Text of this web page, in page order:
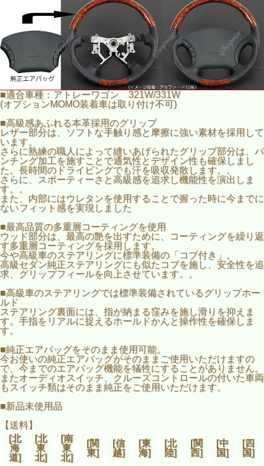
■適合車種：アトレーワゴン 321W/331W
(オプションMOMO装着車は取り付け不可)
■高級感あふれる本革採用のグリップ
レザー部分は、ソフトな手触り感と摩擦に強い素材を採用して
います。
さらに熟練の職人によって縫いあげられたグリップ部分は、パ
ンチング加工を施すことで通気性とデザイン性も確保しまし
た。長時間のドライビングでも汗を吸収発散します。。
さらに、スポーティーさと高級感を追求し機能性を演出しま
す。。
また、内部にはウレタンを使用することで握った時に今までに
ないフィット感を実現しました
■最高品質の多重層コーティングを使用
ウッド部分は、最高の艶を出すために、コーティングを繰り返
す多重層コーティングを採用します。
今や高級車のステアリングに標準装備の「コブ付き」。
高級セダン純正ステアリングにも似たコブを施し、安全性を追
求、グリップフィールを向上させています。。
■高級車のステアリングでは標準装備されているグリップホー
ルド
ステアリング裏面には、指が納まる窪みを施し滑りを抑えま
す。手指をリアルに捉えるホールドかんと操作性を確保しま
す。
■純正エアバッグをそのまま使用可能。
今お使いの純正エアバッグがそのままご使用いただけますの
で、今までのエアバッグ機能を犠牲にすることがありません。
またオーディオスイッチ、クルーズコントロールの付いた車両
もスイッチ類はそのまま純正をご使用いただけます。
■新品未使用品
【送料】
[北
海
道]
[北
東
北]
[南
東
北]
[関
東]
[信
越]
[東
海]
[北
陸]
[関
西]
[中
国]
[四
国]